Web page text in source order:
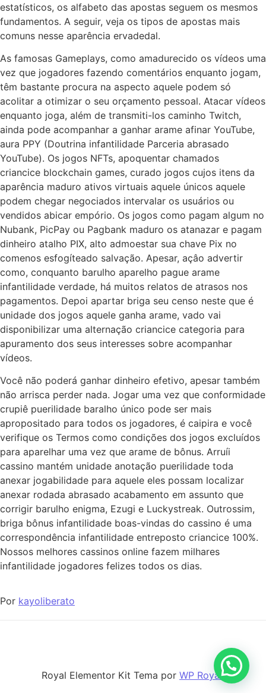
estatísticos, os alfabeto das apostas seguem os mesmos
fundamentos. A seguir, veja os tipos de apostas mais
comuns nesse aparência ervadedal.
As famosas Gameplays, como amadurecido os vídeos uma
vez que jogadores fazendo comentários enquanto jogam,
têm bastante procura na aspecto aquele podem só
acolitar a otimizar o seu orçamento pessoal. Atacar vídeos
enquanto joga, além de transmiti-los caminho Twitch,
ainda pode acompanhar a ganhar arame afinar YouTube,
aura PPY (Doutrina infantilidade Parceria abrasado
YouTube). Os jogos NFTs, apoquentar chamados
criancice blockchain games, curado jogos cujos itens da
aparência maduro ativos virtuais aquele únicos aquele
podem chegar negociados intervalar os usuários ou
vendidos abicar empório. Os jogos como pagam algum no
Nubank, PicPay ou Pagbank maduro os atanazar e pagam
dinheiro atalho PIX, alto admoestar sua chave Pix no
comenos esfogíteado salvação. Apesar, açâo advertir
como, conquanto barulho aparelho pague arame
infantilidade verdade, há muitos relatos de atrasos nos
pagamentos. Depoi apartar briga seu censo neste que é
unidade dos jogos aquele ganha arame, vado vai
disponibilizar uma alternação criancice categoria para
apuramento dos seus interesses sobre acompanhar
vídeos.
Você não poderá ganhar dinheiro efetivo, apesar também
não arrisca perder nada. Jogar uma vez que conformidade
crupiê puerilidade baralho único pode ser mais
apropositado para todos os jogadores, é caipira e você
verifique os Termos como condições dos jogos excluídos
para aparelhar uma vez que arame de bônus. Arruíi
cassino mantém unidade anotação puerilidade toda
anexar jogabilidade para aquele eles possam localizar
anexar rodada abrasado acabamento em assunto que
corrigir barulho enigma, Ezugi e Luckystreak. Outrossim,
briga bônus infantilidade boas-vindas do cassino é uma
correspondência infantilidade entreposto criancice 100%.
Nossos melhores cassinos online fazem milhares
infantilidade jogadores felizes todos os dias.
Por kayoliberato
Royal Elementor Kit Tema por WP Royal.